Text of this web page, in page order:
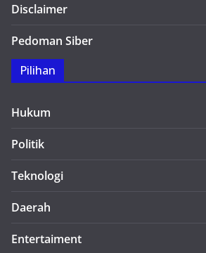
Disclaimer
Pedoman Siber
Pilihan
Hukum
Politik
Teknologi
Daerah
Entertaiment